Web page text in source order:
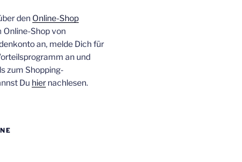
den Online-Shop
Online-Shop von
an, melde Dich für
an und
zum Shopping-
Du hiernachlesen.